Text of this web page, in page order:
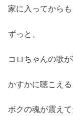
家に入ってからも
ずっと、
コロちゃんの歌
かすかに聴こえ
ボクの魂が震えて